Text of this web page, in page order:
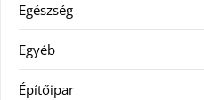
Egészség
Egyéb
Építőipar